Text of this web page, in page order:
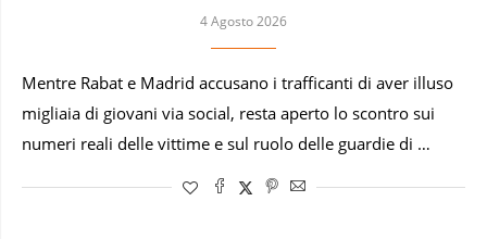
4 Agosto 2026
Mentre Rabat e Madrid accusano i trafficanti di aver illuso
migliaia di giovani via social, resta aperto lo scontro sui
numeri reali delle vittime e sul ruolo delle guardie di …